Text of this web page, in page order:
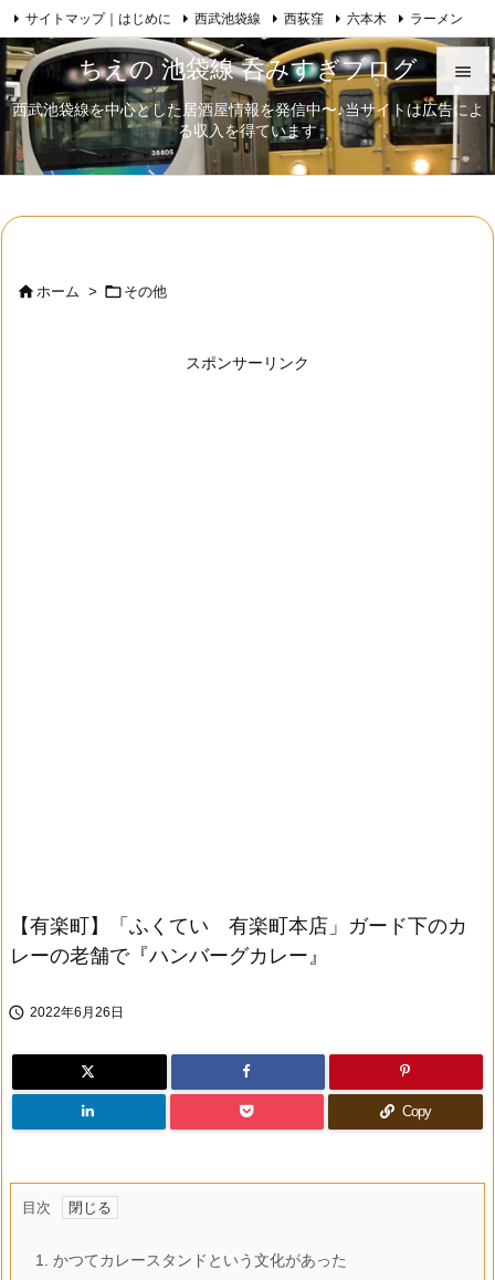
ちえの 池袋線 呑みすぎブログ
西武池袋線を中心とした居酒屋情報を発信中〜♪当サイトは広告によ
る収入を得ています


メニュ

サイトマップ｜はじめに 西武池袋線 西荻窪 六本木 ラーメン
日本酒 歌舞伎 自己紹介 RSS Feedly
ホーム >  その他
スポンサーリンク
【有楽町】「ふくてい 有楽町本店」ガード下のカ
レーの老舗で『ハンバーグカレー』
 2022年6月26日
Copy
目次
1.
かつてカレースタンドという文化があった